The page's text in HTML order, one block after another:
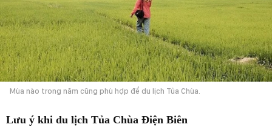
Mùa nào trong năm cũng phù hợp để du lịch Tủa Chùa.
Lưu ý khi du lịch Tủa Chùa Điện Biên